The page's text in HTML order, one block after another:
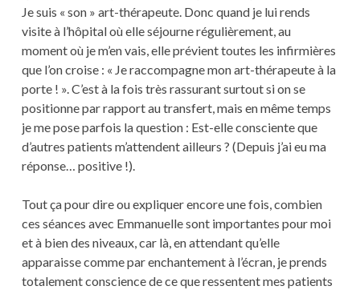
Je suis « son » art-thérapeute. Donc quand je lui rends
visite à l’hôpital où elle séjourne régulièrement, au
moment où je m’en vais, elle prévient toutes les infirmières
que l’on croise : « Je raccompagne mon art-thérapeute à la
porte ! ». C’est à la fois très rassurant surtout si on se
positionne par rapport au transfert, mais en même temps
je me pose parfois la question : Est-elle consciente que
d’autres patients m’attendent ailleurs ? (Depuis j’ai eu ma
réponse… positive !).
Tout ça pour dire ou expliquer encore une fois, combien
ces séances avec Emmanuelle sont importantes pour moi
et à bien des niveaux, car là, en attendant qu’elle
apparaisse comme par enchantement à l’écran, je prends
totalement conscience de ce que ressentent mes patients